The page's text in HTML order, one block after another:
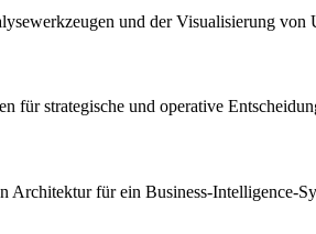
und der Visualisierung von
für strategische und operative
Architektur für ein Business-Intelligence-